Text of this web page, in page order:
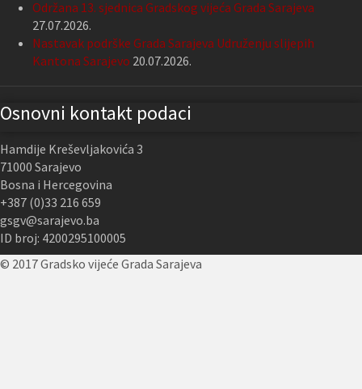
Održana 13. sjednica Gradskog vijeća Grada Sarajeva
27.07.2026.
Nastavak podrške Grada Sarajeva Udruženju slijepih
Kantona Sarajevo 20.07.2026.
Osnovni kontakt podaci
Hamdije Kreševljakovića 3
71000 Sarajevo
Bosna i Hercegovina
+387 (0)33 216 659
gsgv@sarajevo.ba
ID broj: 4200295100005
© 2017 Gradsko vijeće Grada Sarajeva